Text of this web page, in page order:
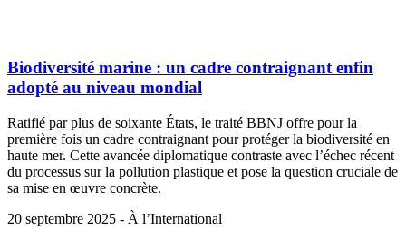
Biodiversité marine : un cadre contraignant enfin
adopté au niveau mondial
Ratifié par plus de soixante États, le traité BBNJ offre pour la
première fois un cadre contraignant pour protéger la biodiversité en
haute mer. Cette avancée diplomatique contraste avec l’échec récent
du processus sur la pollution plastique et pose la question cruciale de
sa mise en œuvre concrète.
20 septembre 2025 - À l’International